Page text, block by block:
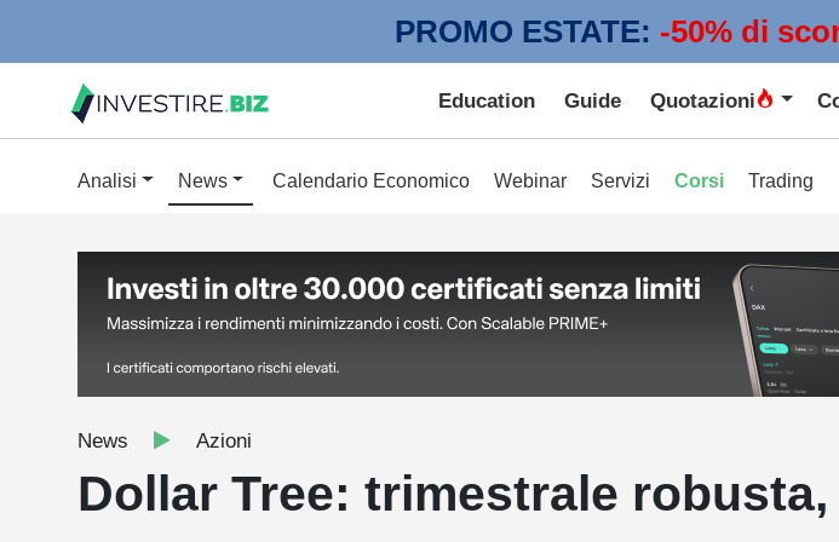
PROMO ESTATE: -50% di
Education Guide Quotazioni
Analisi News Calendario Economico Webinar Servizi Corsi Trading
News Azioni
Dollar Tree: trimestrale